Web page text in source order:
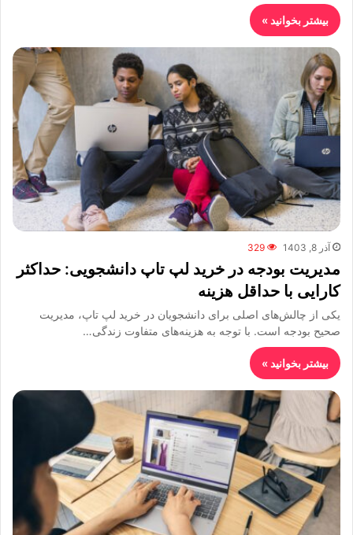
بیشتر بخوانید »
آذر 8, 1403 329
مدیریت بودجه در خرید لپ تاپ دانشجویی: حداکثر
کارایی با حداقل هزینه
یکی از چالش‌های اصلی برای دانشجویان در خرید لپ تاپ، مدیریت
صحیح بودجه است. با توجه به هزینه‌های متفاوت زندگی…
بیشتر بخوانید »